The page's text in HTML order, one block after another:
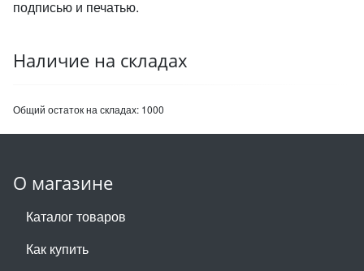
подписью и печатью.
Наличие на складах
Общий остаток на складах: 1000
О магазине
Каталог товаров
Как купить